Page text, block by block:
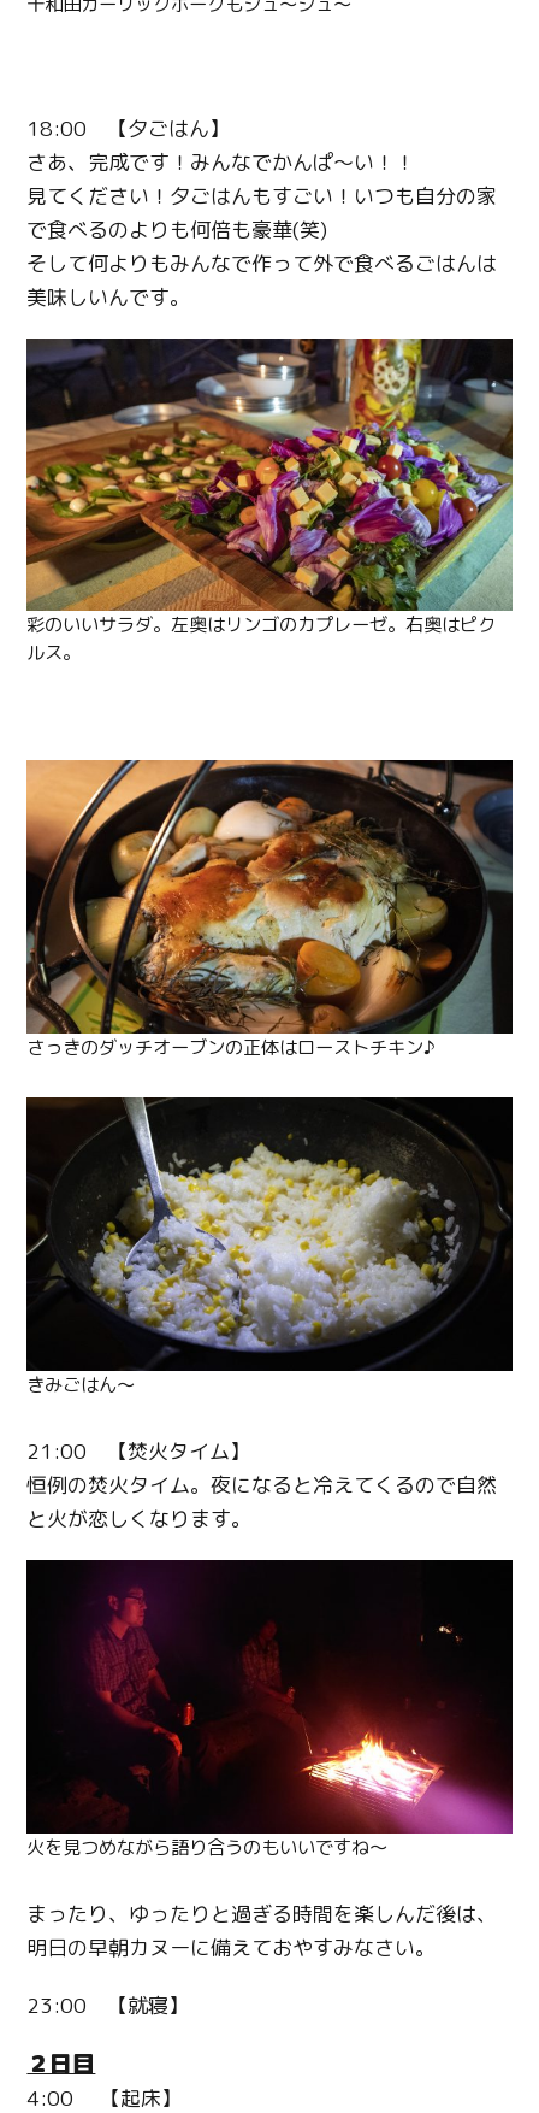
18:00 【夕ごはん】
さあ、完成です！みんなでかんぱ～い！！
見てください！夕ごはんもすごい！いつも自分の家
で食べるのよりも何倍も豪華(笑)
そして何よりもみんなで作って外で食べるごはんは
美味しいんです。
彩のいいサラダ。左奥はリンゴのカプレーゼ。右奥はピク
ルス。
さっきのダッチオーブンの正体はローストチキン♪
きみごはん〜
21:00 【焚火タイム】
恒例の焚火タイム。夜になると冷えてくるので自然
と火が恋しくなります。
火を見つめながら語り合うのもいいですね〜
まったり、ゆったりと過ぎる時間を楽しんだ後は、
明日の早朝カヌーに備えておやすみなさい。
23:00 【就寝】
２日目
4:00 【起床】
Twitter
Line
Copy URL